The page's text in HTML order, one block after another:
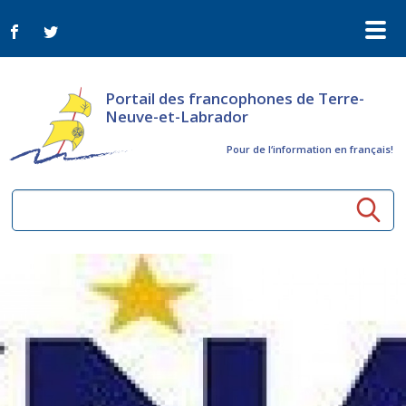
Portail des francophones de Terre-
Neuve-et-Labrador
Pour de l‘information en français!
Ressources communautaires
Activités à distance
ConnectAînés
Arts et culture
Appels d'offres du secteur culturel
Plan de Développement Global
Organismes
Nouvelles
Bulletin Le FrancoTNL